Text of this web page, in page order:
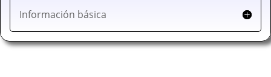
Información básica